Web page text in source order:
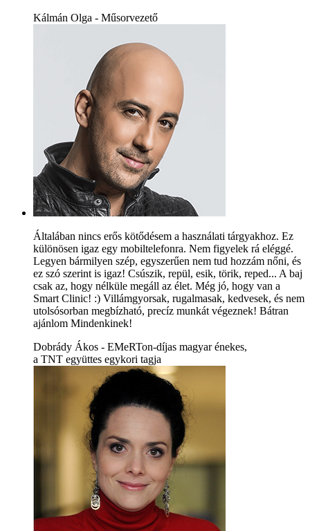
Kálmán Olga - Műsorvezető
Általában nincs erős kötődésem a használati tárgyakhoz. Ez
különösen igaz egy mobiltelefonra. Nem figyelek rá eléggé.
Legyen bármilyen szép, egyszerűen nem tud hozzám nőni, és
ez szó szerint is igaz! Csúszik, repül, esik, törik, reped... A baj
csak az, hogy nélküle megáll az élet. Még jó, hogy van a
Smart Clinic! :) Villámgyorsak, rugalmasak, kedvesek, és nem
utolsósorban megbízható, precíz munkát végeznek! Bátran
ajánlom Mindenkinek!
Dobrády Ákos - EMeRTon-díjas magyar énekes,
a TNT együttes egykori tagja